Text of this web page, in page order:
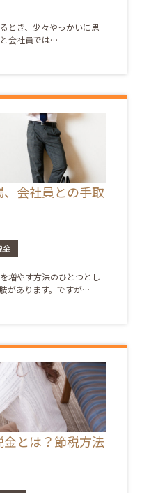
とき、少々やっかいに思
会社員では…
会社員との手取
金
増やす方法のひとつとし
があります。ですが…
とは？節税方法